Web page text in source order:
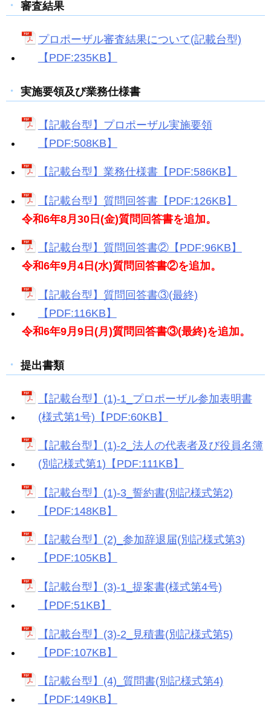
審査結果
プロポーザル審査結果について(記載台型)
【PDF:235KB】
実施要領及び業務仕様書
【記載台型】プロポーザル実施要領
【PDF:508KB】
【記載台型】業務仕様書【PDF:586KB】
【記載台型】質問回答書【PDF:126KB】
令和6年8月30日(金)質問回答書を追加。
【記載台型】質問回答書②【PDF:96KB】
令和6年9月4日(水)質問回答書②を追加。
【記載台型】質問回答書③(最終)
【PDF:116KB】
令和6年9月9日(月)質問回答書③(最終)を追加。
提出書類
【記載台型】(1)-1_プロポーザル参加表明書
(様式第1号)【PDF:60KB】
【記載台型】(1)-2_法人の代表者及び役員名簿
(別記様式第1)【PDF:111KB】
【記載台型】(1)-3_誓約書(別記様式第2)
【PDF:148KB】
【記載台型】(2)_参加辞退届(別記様式第3)
【PDF:105KB】
【記載台型】(3)-1_提案書(様式第4号)
【PDF:51KB】
【記載台型】(3)-2_見積書(別記様式第5)
【PDF:107KB】
【記載台型】(4)_質問書(別記様式第4)
【PDF:149KB】